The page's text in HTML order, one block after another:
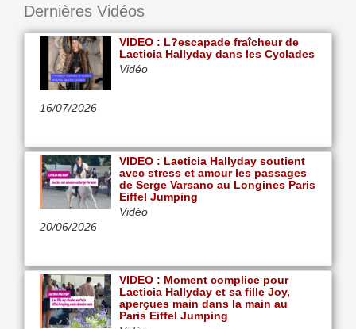
Dernières Vidéos
16/07/2026
VIDEO : L?escapade fraîcheur de
Laeticia Hallyday dans les Cyclades
Vidéo
20/06/2026
VIDEO : Laeticia Hallyday soutient
avec stress et amour les passages
de Serge Varsano au Longines Paris
Eiffel Jumping
Vidéo
VIDEO : Moment complice pour
Laeticia Hallyday et sa fille Joy,
aperçues main dans la main au
Paris Eiffel Jumping